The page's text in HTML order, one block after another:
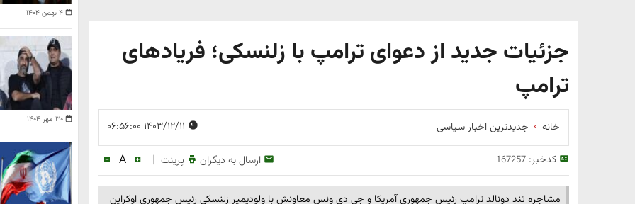
جزئیات جدید از دعوای ترامپ با زلنسکی؛ فریادهای
ترامپ
خانه جدیدترین اخبار سیاسی
کدخبر:167257 ارسال به دیگران پرینت |
A
مشاجره تند دونالد ترامپ رئیس جمهوری آمریکا و جی دی ونس معاونش با ولودیمیر زلنسکی رئیس جمهوری اوکراین
۴ بهمن ۱۴۰۴
۳۰ مهر ۱۴۰۴